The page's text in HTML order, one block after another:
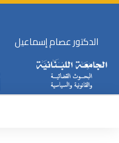
الدكتور عصام إسماعيل